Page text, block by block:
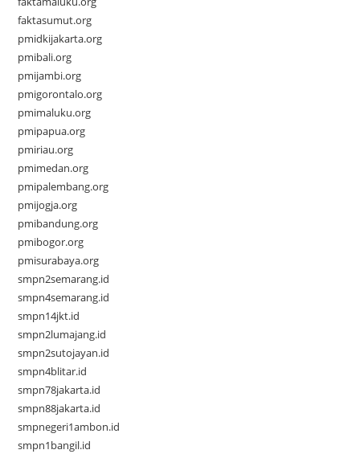
faktasumut.org
pmidkijakarta.org
pmibali.org
pmijambi.org
pmigorontalo.org
pmimaluku.org
pmipapua.org
pmiriau.org
pmimedan.org
pmipalembang.org
pmijogja.org
pmibandung.org
pmibogor.org
pmisurabaya.org
smpn2semarang.id
smpn4semarang.id
smpn14jkt.id
smpn2lumajang.id
smpn2sutojayan.id
smpn4blitar.id
smpn78jakarta.id
smpn88jakarta.id
smpnegeri1ambon.id
smpn1bangil.id